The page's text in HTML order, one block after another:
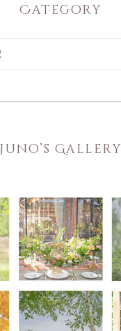
Category
Juno’s Gallery